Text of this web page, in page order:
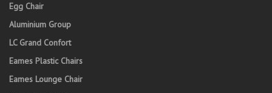
Egg Chair
Aluminium Group
LC Grand Confort
Eames Plastic Chairs
Eames Lounge Chair